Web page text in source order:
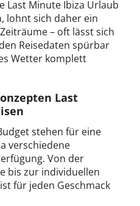
Last Minute Ibiza Urlaub
lohnt sich daher ein
– oft lässt sich
Reisedaten spürbar
Wetter komplett
Last
stehen für eine
verschiedene
Von der
bis zur individuellen
für jeden Geschmack